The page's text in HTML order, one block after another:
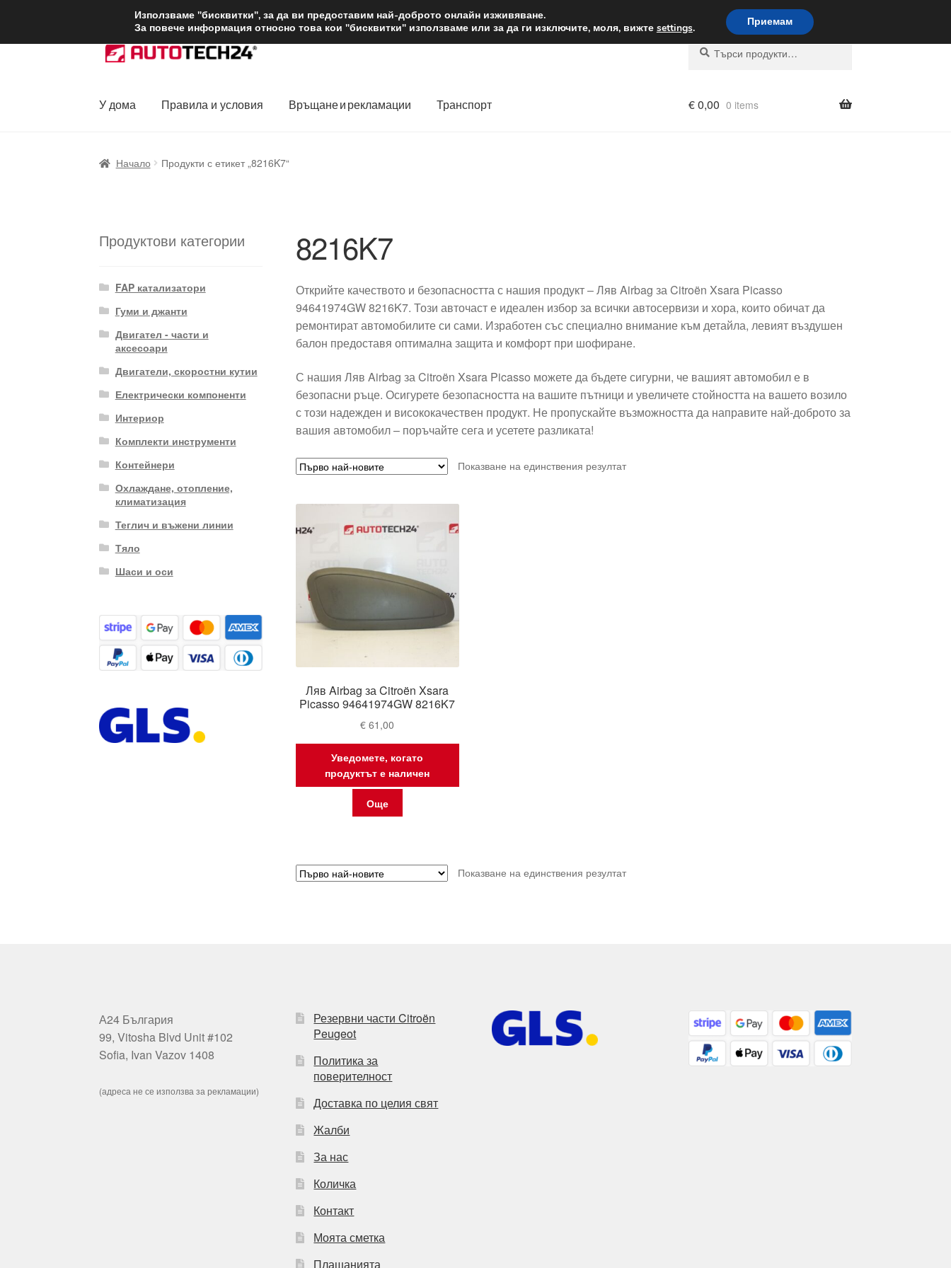
ДОСТАВКА от 12 лв. Доставка по целия свят
Skip
to
Skip
to
Търсене
Търсене
У дома Правила и условия Връщане и рекламации Транспорт €0,00 0 items
Начало Продукти с етикет „8216K7“
8216K7
Открийте качеството и безопасността с нашия продукт – Ляв Airbag за Citroën Xsara Picasso
94641974GW 8216K7. Този авточаст е идеален избор за всички автосервизи и хора, които обичат да
ремонтират автомобилите си сами. Изработен със специално внимание към детайла, левият въздушен
балон предоставя оптимална защита и комфорт при шофиране.
С нашия Ляв Airbag за Citroën Xsara Picasso можете да бъдете сигурни, че вашият автомобил е в
безопасни ръце. Осигурете безопасността на вашите пътници и увеличете стойността на вашето возило
с този надежден и висококачествен продукт. Не пропускайте възможността да направите най-доброто за
вашия автомобил – поръчайте сега и усетете разликата!
Показване на единствения резултат
Ляв Airbag за Citroën Xsara
Picasso 94641974GW 8216K7
€ 61,00
Уведомете, когато
продуктът е наличен
Още
Показване на единствения резултат
Продуктови категории
FAP катализатори
Гуми и джанти
Двигател - части и
аксесоари
Двигатели, скоростни кутии
Електрически компоненти
Интериор
Комплекти инструменти
Контейнери
Охлаждане, отопление,
климатизация
Теглич и въжени линии
Тяло
Шаси и оси
А24 България
99, Vitosha Blvd Unit #102
Sofia, Ivan Vazov 1408
(адреса не се използва за рекламации)
Резервни части Citroën
Peugeot
Политика за
поверителност
Доставка по целия свят
Жалби
За нас
Количка
Контакт
Моята сметка
Плащанията
Използваме "бисквитки", за да ви предоставим най-доброто онлайн изживяване.
За повече информация относно това кои "бисквитки" използваме или за да ги изключите, моля, вижте settings. Приемам